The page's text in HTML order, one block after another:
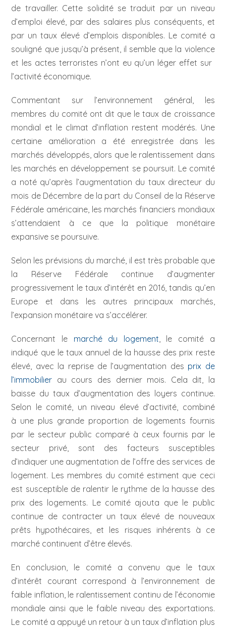
de travailler. Cette solidité se traduit par un niveau
d’emploi élevé, par des salaires plus conséquents, et
par un taux élevé d’emplois disponibles. Le comité a
souligné que jusqu’à présent, il semble que la violence
et les actes terroristes n’ont eu qu’un léger effet sur ​​
l’activité économique.
Commentant sur ​​l’environnement général, les
membres du comité ont dit que le taux de croissance
mondial et le climat d’inflation restent modérés. Une
certaine amélioration a été enregistrée dans les
marchés développés, alors que le ralentissement dans
les marchés en développement se poursuit. Le comité
a noté qu’après l’augmentation du taux directeur du
mois de Décembre de la part du Conseil de la Réserve
Fédérale américaine, les marchés financiers mondiaux
s’attendaient à ce que la politique monétaire
expansive se poursuive.
Selon les prévisions du marché, il est très probable que
la Réserve Fédérale continue d’augmenter
progressivement le taux d’intérêt en 2016, tandis qu’en
Europe et dans les autres principaux marchés,
l’expansion monétaire va s’accélérer.
Concernant le marché du logement , le comité a
indiqué que le taux annuel de la hausse des prix reste
élevé, avec la reprise de l’augmentation des prix de
l’immobilier au cours des dernier mois. Cela dit, la
baisse du taux d’augmentation des loyers continue.
Selon le comité, un niveau élevé d’activité, combiné
à une plus grande proportion de logements fournis
par le secteur public comparé à ceux fournis par le
secteur privé, sont des facteurs susceptibles
d’indiquer une augmentation de l’offre des services de
logement. Les membres du comité estiment que ceci
est susceptible de ralentir le rythme de la hausse des
prix des logements. Le comité ajouta que le public
continue de contracter un taux élevé de nouveaux
prêts hypothécaires, et les risques inhérents à ce
marché continuent d’être élevés.
En conclusion, le comité a convenu que le taux
d’intérêt courant correspond à l’environnement de
faible inflation, le ralentissement continu de l’économie
mondiale ainsi que le faible niveau des exportations.
Le comité a appuyé un retour à un taux d’inflation plus